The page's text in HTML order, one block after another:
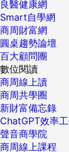
良醫健康網
Smart自學網
商周財富網
圓桌趨勢論壇
百大顧問團
數位閱讀
商周線上讀
商周共學圈
新財富備忘錄
ChatGPT效率
聲音商學院
商周線上課程